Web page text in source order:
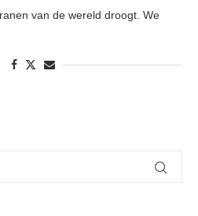
van de wereld droogt. We